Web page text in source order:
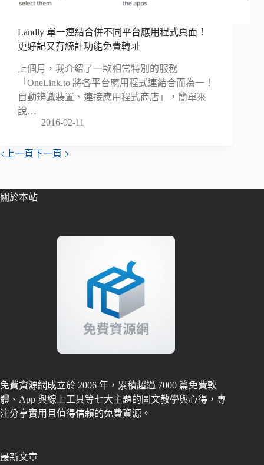
Landly 單一連結合併不同平台應用程式頁面！
更好記又有統計功能免費轉址
上個月，我介紹了一款相當特別的服務
「OneLink.to 將各平台應用程式連結合而為一！
自動辨識裝置、連接應用程式商店」，簡單來
說…
2016-02-11
上一頁下一頁
關於本站
免費資源網成立於 2006 年，累積超過 7000 篇免費軟
體、App 與線上工具等七大主題的圖文教學與心得，專
注分享實用且值得信賴的免費資源。
最新文章